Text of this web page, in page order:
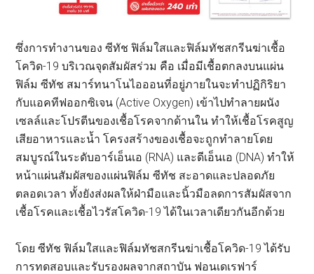
ซึ่งการทำงานของ ซีทัช ฟิล์มใสและฟิล์มทัชสกรีนฆ่าเชื้อ
โควิด-19 บริเวณจุดสัมผัสร่วม คือ เมื่อมีเชื้อตกลงบนแผ่น
ฟิล์ม ซีทัช สมาร์ทนาโนไอออนที่อยู่ภายในจะทำปฏิกิริยา
กับแอคทีฟออกซิเจน (Active Oxygen) เข้าไปทำลายผนัง
เซลล์และโปรตีนของเชื้อโรคจากด้านใน ทำให้เชื้อโรคสูญ
เสียอาหารและน้ำ โครงสร้างของเชื้อจะถูกทำลายโดย
สมบูรณ์ในระดับอาร์เอ็นเอ (RNA) และดีเอ็นเอ (DNA) ทำให้
หน้าแผ่นสัมผัสของแผ่นฟิล์ม ซีทัช สะอาดและปลอดภัย
ตลอดเวลา ทั้งยังส่งผลให้ฝ่ามือและนิ้วมือลดการสัมผัสจาก
เชื้อโรคและเชื้อไวรัสโควิด-19 ได้ในเวลาเดียวกันอีกด้วย
โดย ซีทัช ฟิล์มใสและฟิล์มทัชสกรีนฆ่าเชื้อโควิด-19 ได้รับ
การทดสอบและรับรองผลจากสถาบัน ฟอนเดเรฟาร์